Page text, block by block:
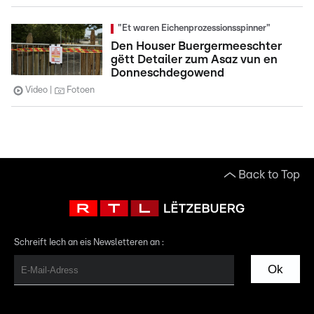
"Et waren Eichenprozessionsspinner"
Den Houser Buergermeeschter
gëtt Detailer zum Asaz vun en
Donneschdegowend
Video Fotoen
Back to Top
Schreift Iech an eis Newsletteren an :
Ok